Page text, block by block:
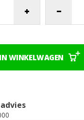
IN WINKELWAGEN